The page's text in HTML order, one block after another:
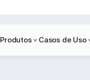
Produtos Casos de Uso